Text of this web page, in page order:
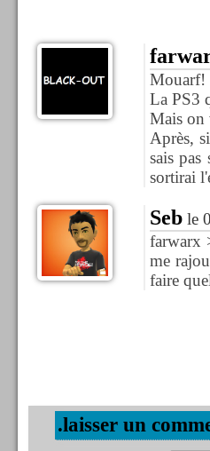
Mouarf!
La PS3
Mais on
Après,
sais
sortirai
Seble
farwarx
me
faire
.laisser un